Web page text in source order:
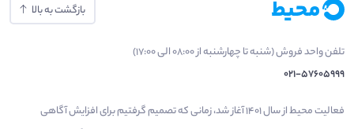
بازگشت به بالا
تلفن واحد فروش (شنبه تا چهارشنبه از 08:00 الی 17:00)
021-57605999
فعالیت محیط از سال 1401 آغاز شد، زمانی که تصمیم گرفتیم برای افزایش آگاهی